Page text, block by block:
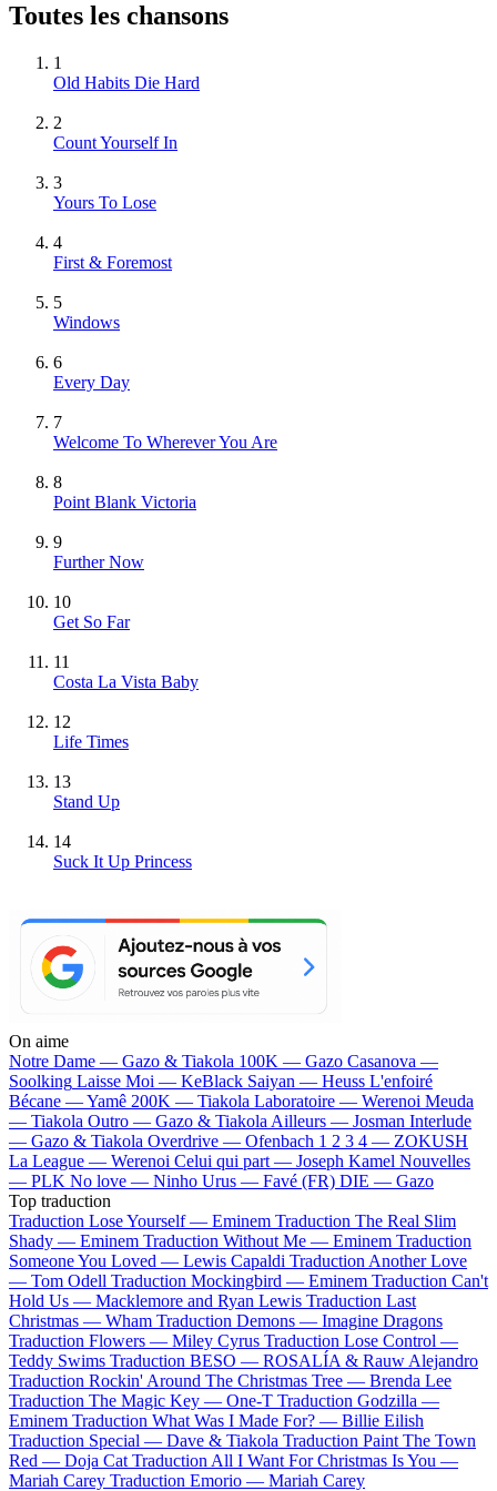
Toutes les chansons
1
Old Habits Die Hard
2
Count Yourself In
3
Yours To Lose
4
First & Foremost
5
Windows
6
Every Day
7
Welcome To Wherever You Are
8
Point Blank Victoria
9
Further Now
10
Get So Far
11
Costa La Vista Baby
12
Life Times
13
Stand Up
14
Suck It Up Princess
On aime
Notre Dame — Gazo & Tiakola 100K — Gazo Casanova —
Soolking Laisse Moi — KeBlack Saiyan — Heuss L'enfoiré
Bécane —Yamê 200K — Tiakola Laboratoire — Werenoi Meuda
— Tiakola Outro — Gazo & Tiakola Ailleurs — Josman Interlude
— Gazo & Tiakola Overdrive — Ofenbach 1 2 3 4 — ZOKUSH
La League — Werenoi Celui qui part — Joseph Kamel Nouvelles
— PLK No love — Ninho Urus — Favé (FR) DIE — Gazo
Top traduction
Traduction Lose Yourself — Eminem Traduction The Real Slim
Shady — Eminem Traduction Without Me — Eminem Traduction
Someone You Loved — Lewis Capaldi Traduction Another Love
— Tom Odell Traduction Mockingbird — Eminem Traduction Can't
Hold Us — Macklemore and Ryan Lewis Traduction Last
Christmas — Wham Traduction Demons — Imagine Dragons
Traduction Flowers — Miley Cyrus Traduction Lose Control —
Teddy Swims Traduction BESO — ROSALÍA & Rauw Alejandro
Traduction Rockin' Around The Christmas Tree — Brenda Lee
Traduction The Magic Key — One-T Traduction Godzilla —
Eminem Traduction What Was I Made For? — Billie Eilish
Traduction Special — Dave & Tiakola Traduction Paint The Town
Red — Doja Cat Traduction All I Want For Christmas Is You —
Mariah Carey Traduction Emorio — Mariah Carey